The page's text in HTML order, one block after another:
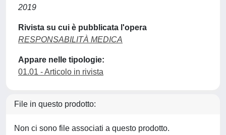
2019
Rivista su cui è pubblicata l'opera
RESPONSABILITÀ MEDICA
Appare nelle tipologie:
01.01 - Articolo in rivista
File in questo prodotto:
Non ci sono file associati a questo prodotto.